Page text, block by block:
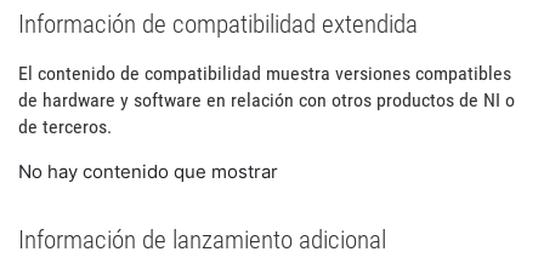
Información de compatibilidad extendida
El contenido de compatibilidad muestra versiones compatibles
de hardware y software en relación con otros productos de NI o
de terceros.
No hay contenido que mostrar
Información de lanzamiento adicional